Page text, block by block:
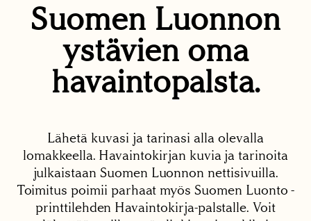
Suomen Luonnon
ystävien oma
havaintopalsta.
Lähetä kuvasi ja tarinasi alla olevalla
lomakkeella. Havaintokirjan kuvia ja tarinoita
julkaistaan Suomen Luonnon nettisivuilla.
Toimitus poimii parhaat myös Suomen Luonto -
printtilehden Havaintokirja-palstalle. Voit